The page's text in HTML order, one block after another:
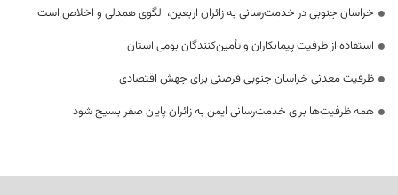
خراسان جنوبی در خدمت‌رسانی به زائران اربعین، الگوی همدلی و اخلاص است
استفاده از ظرفیت پیمانکاران و تأمین‌کنندگان بومی استان
ظرفیت معدنی خراسان جنوبی فرصتی برای جهش اقتصادی
همه ظرفیت‌ها برای خدمت‌رسانی ایمن به زائران پایان صفر بسیج شود